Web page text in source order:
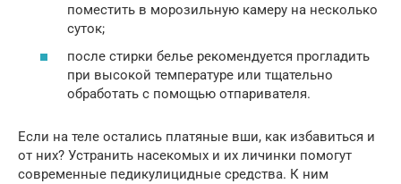
поместить в морозильную камеру на несколько
суток;
после стирки белье рекомендуется прогладить
при высокой температуре или тщательно
обработать с помощью отпаривателя.
Если на теле остались платяные вши, как избавиться и
от них? Устранить насекомых и их личинки помогут
современные педикулицидные средства. К ним